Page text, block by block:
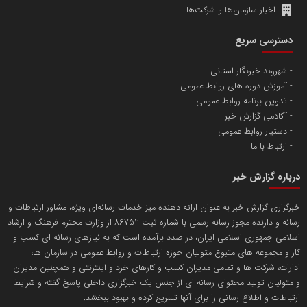
پایگاه اطلاع رسانی اعتلای نهادهای مردمی
پایگاه اطلاع رسانی دریا و نفت
تامین آهن اسفنجی تولیدکنندگان فولاد در کشور
تریبون
انتشار گسترده محتوا در رسانه گزارش خبر
مسعودصادقی
محمدعلی کرمعلی
اخبار سازمان‌ها و شرکت‌ها
دسترسی سریع
شهروند خبرنگار استانی
آموزش دوره های روابط عمومی
تدوین برنامه روابط عمومی
آکادمی گزارش خبر
دستیار روابط عمومی
ارتباط با ما
درباره گزارش خبر
خبرگزاری گزارش خبر به عنوان ارائه دهنده میز خدمات رسانه‌ای ویژه، مشاور ارتباطات و
رسانه و دارنده مجوز رسانه رسمی با شماره ثبت 86752 از وزارت محترم فرهنگ و ارشاد
اسلامی جمهوری اسلامی ایران، در صدد برآمده است که به نیازهای رسانه ای کسب و
کار و مجموعه های متبوع متولیان حوزه ارتباطات و روابط عمومی در سازمان ها،
ادارات، شرکت ها و تمامی مدیران کسب و کارهای خرد و اینترنتی و همچنین مدیران
و متولیان تولید محتوای رسانه ای از جنس یک خبرگزاری داخلی پاسخ گفته و شرایط
ارتباطات و اطلاع رسانی را برای آنها تسریع کرده و بهبود ببخشد.